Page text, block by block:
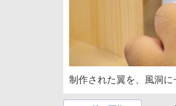
制作された翼を、風洞